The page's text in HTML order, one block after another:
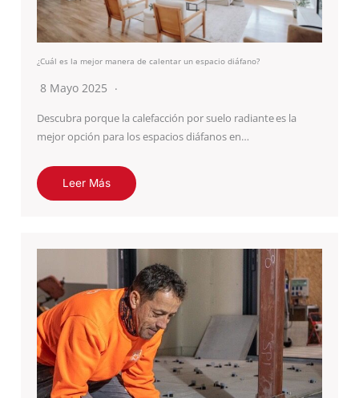
¿Cuál es la mejor manera de calentar un espacio diáfano?
8 Mayo 2025
Descubra porque la calefacción por suelo radiante es la
mejor opción para los espacios diáfanos en…
Leer Más